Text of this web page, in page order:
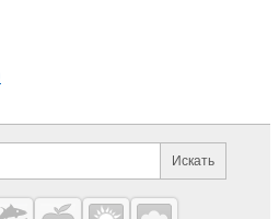
информация
Поиск по сайту и
Искать
проекты